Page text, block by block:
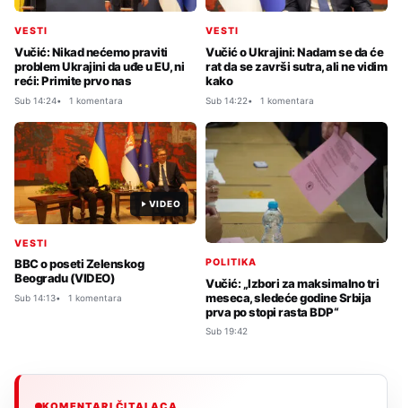
VESTI
Vučić: Nikad nećemo praviti
problem Ukrajini da uđe u EU, ni
reći: Primite prvo nas
Sub 14:24 1 komentara
VESTI
Vučić o Ukrajini: Nadam se da će
rat da se završi sutra, ali ne vidim
kako
Sub 14:22 1 komentara
VIDEO
VESTI
BBC o poseti Zelenskog
Beogradu (VIDEO)
Sub 14:13 1 komentara
POLITIKA
Vučić: „Izbori za maksimalno tri
meseca, sledeće godine Srbija
prva po stopi rasta BDP“
Sub 19:42